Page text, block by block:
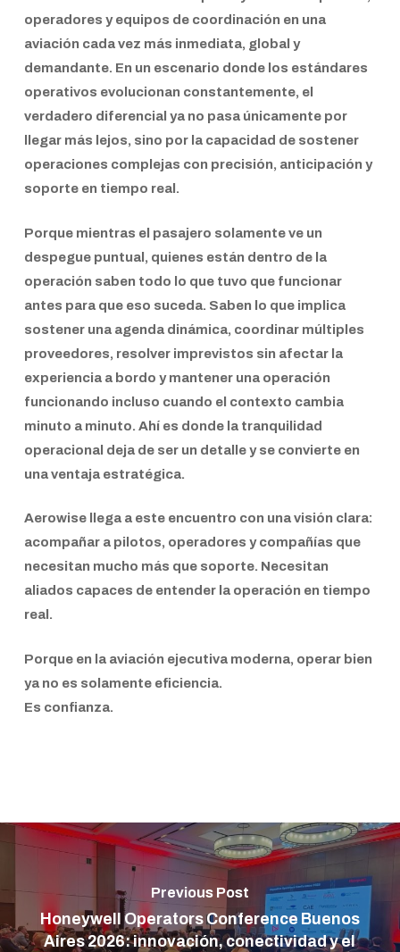
operadores y equipos de coordinación en una
aviación cada vez más inmediata, global y
demandante. En un escenario donde los estándares
operativos evolucionan constantemente, el
verdadero diferencial ya no pasa únicamente por
llegar más lejos, sino por la capacidad de sostener
operaciones complejas con precisión, anticipación y
soporte en tiempo real.
Porque mientras el pasajero solamente ve un
despegue puntual, quienes están dentro de la
operación saben todo lo que tuvo que funcionar
antes para que eso suceda. Saben lo que implica
sostener una agenda dinámica, coordinar múltiples
proveedores, resolver imprevistos sin afectar la
experiencia a bordo y mantener una operación
funcionando incluso cuando el contexto cambia
minuto a minuto. Ahí es donde la tranquilidad
operacional deja de ser un detalle y se convierte en
una ventaja estratégica.
Aerowisellega a este encuentro con una visión clara:
acompañar a pilotos, operadores y compañías que
necesitan mucho más que soporte. Necesitan
aliados capaces de entender la operación en tiempo
real.
Porque en la aviación ejecutiva moderna, operar bien
ya no es solamente eficiencia.
Es confianza.
Previous Post
Honeywell Operators Conference Buenos
Aires 2026: innovación, conectividad y el